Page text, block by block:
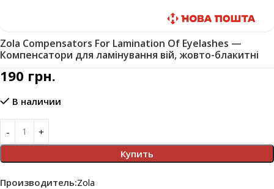
Zola Compensators For Lamination Of Eyelashes —
Компенсатори для ламінування вій, жовто-блакитні
190 грн.
В наличии
Купить
Производитель:Zola